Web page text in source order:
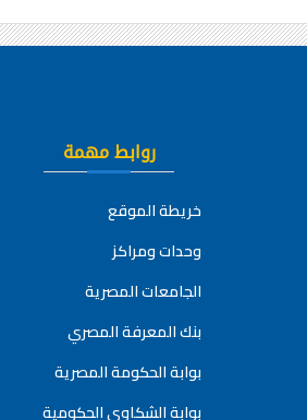
روابط مهمة
خريطة الموقع
وحدات ومراكز
الجامعات المصرية
بنك المعرفة المصري
بوابة الحكومة المصرية
بوابة الشكاوي الحكومية